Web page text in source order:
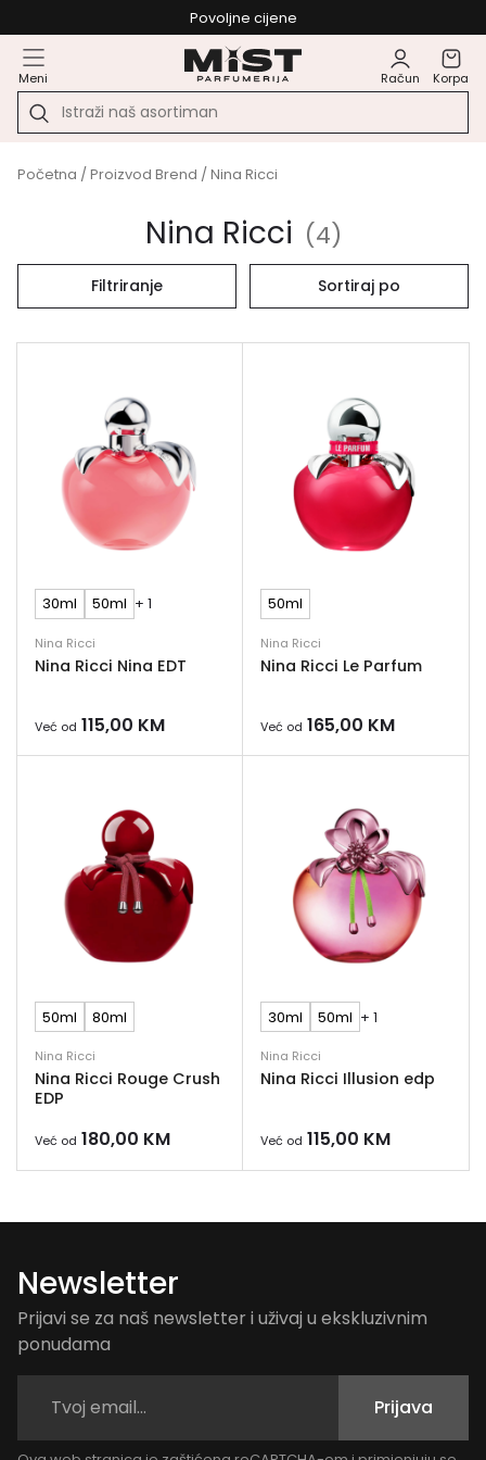
Povoljne cijene
Meni Račun Korpa
Početna / Proizvod Brend / Nina Ricci
Nina Ricci (4)
Filtriranje Sortiraj po
30ml 50ml + 1
Nina Ricci
Nina Ricci Nina EDT
Već od 115,00 KM
50ml
Nina Ricci
Nina Ricci Le Parfum
Već od 165,00 KM
50ml 80ml
Nina Ricci
Nina Ricci Rouge Crush
EDP
Već od 180,00 KM
30ml 50ml + 1
Nina Ricci
Nina Ricci Illusion edp
Već od 115,00 KM
Newsletter
Prijavi se za naš newsletter i uživaj u ekskluzivnim
ponudama
Prijava